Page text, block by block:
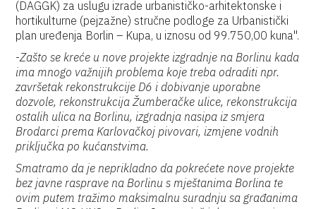
(DAGGK) za uslugu izrade urbanističko-arhitektonske i
hortikulturne (pejzažne) stručne podloge za Urbanistički
plan uređenja Borlin – Kupa, u iznosu od 99.750,00 kuna".
-Zašto se kreće u nove projekte izgradnje na Borlinu kada
ima mnogo važnijih problema koje treba odraditi npr.
završetak rekonstrukcije D6 i dobivanje uporabne
dozvole, rekonstrukcija Žumberačke ulice, rekonstrukcija
ostalih ulica na Borlinu, izgradnja nasipa iz smjera
Brodarci prema Karlovačkoj pivovari, izmjene vodnih
priključka po kućanstvima.
Smatramo da je neprikladno da pokrećete nove projekte
bez javne rasprave na Borlinu s mještanima Borlina te
ovim putem tražimo maksimalnu suradnju sa građanima